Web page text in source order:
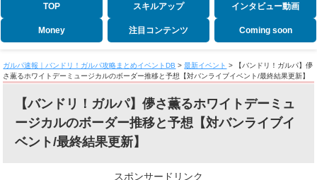
TOP スキルアップ インタビュー動画
Money 注目コンテンツ Coming soon
ガルパ速報｜バンドリ！ガルパ攻略まとめイベントDB >最新イベント >
【バンドリ！ガルパ】儚
さ薫るホワイトデーミュージカルのボーダー推移と予想【対バンライブイベント/最終結果更新】
【バンドリ！ガルパ】儚さ薫るホワイトデーミュ
ージカルのボーダー推移と予想【対バンライブイ
ベント/最終結果更新】
スポンサードリンク